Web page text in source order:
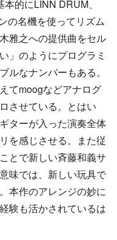
的にLINN DRUM、
の名機を使ってリズム
雅之への提供曲をセル
」のようにプログラミ
ルなナンバーもある。
てmoogなどアナログ
させている。とはい
ターが入った演奏全体
を感じさせる。また従
とで新しい斉藤和義サ
味では、新しい玩具で
本作のアレンジの妙に
験も活かされているは